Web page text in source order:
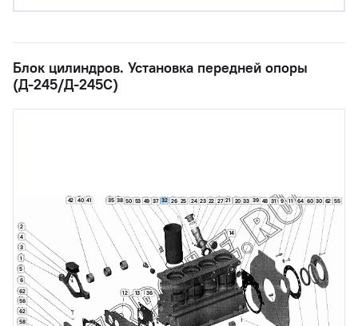
Блок цилиндров. Установка передней опоры
(Д-245/Д-245С)
1
2
3
4
5
6
9 11
12 13
14
20
21
22
23
24
25
26 27 30
31
32 33
35
36
37
38 39
40 41
42 48
49
50 53 55
56
58
60
62
62
62
64